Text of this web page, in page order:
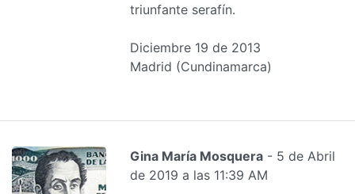
triunfante serafín.
Diciembre 19 de 2013
Madrid (Cundinamarca)
Gina María Mosquera - 5 de Abril
de 2019 a las 11:39 AM